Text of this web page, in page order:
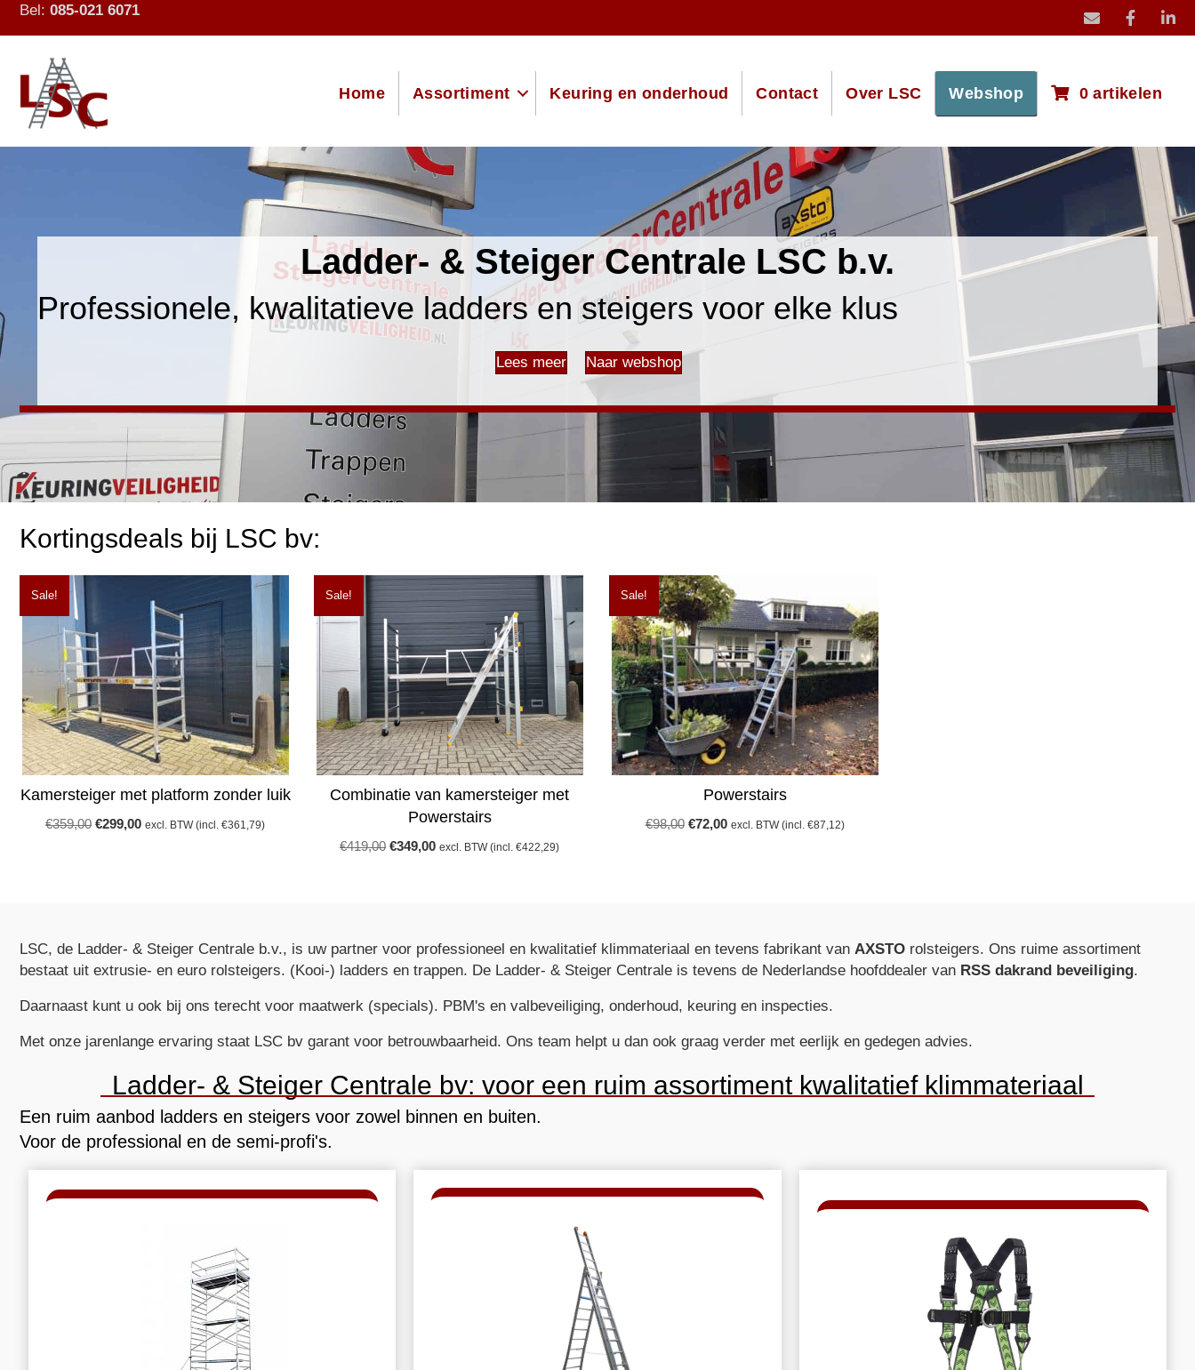
Bel: 085-021 6071
mail icoon stuur
Home Assortiment Keuring en onderhoud Contact Over LSC Webshop 0 artikelen
Ladder- & Steiger Centrale LSC b.v.
Professionele, kwalitatieve ladders en steigers voor elke klus
Lees meer Naar webshop
Kortingsdeals bij LSC bv:
Sale!
Kamersteiger met platform zonder luik
€359,00 Oorspronkelijke
€299,00Huidige
excl. BTW (incl.€361,79)
Sale!
Combinatie van kamersteiger met
Powerstairs
€419,00 Oorspronkelijke
€349,00Huidige
excl. BTW (incl.€422,29)
Sale!
Powerstairs
€98,00 Oorspronkelijke
€72,00Huidige
excl. BTW (incl. €87,12)
LSC, de Ladder- & Steiger Centrale b.v., is uw partner voor professioneel en kwalitatief klimmateriaal en tevens fabrikant van AXSTO rolsteigers. Ons ruime assortiment
bestaat uit extrusie- en euro rolsteigers. (Kooi-) ladders en trappen. De Ladder- & Steiger Centrale is tevens de Nederlandse hoofddealer van RSS dakrand beveiliging.
Daarnaast kunt u ook bij ons terecht voor maatwerk (specials). PBM's en valbeveiliging, onderhoud, keuring en inspecties.
Met onze jarenlange ervaring staat LSC bv garant voor betrouwbaarheid. Ons team helpt u dan ook graag verder met eerlijk en gedegen advies.
Ladder- & Steiger Centrale bv: voor een ruim assortiment kwalitatief klimmateriaal
Een ruim aanbod ladders en steigers voor zowel binnen en buiten.
Voor de professional en de semi-profi's.